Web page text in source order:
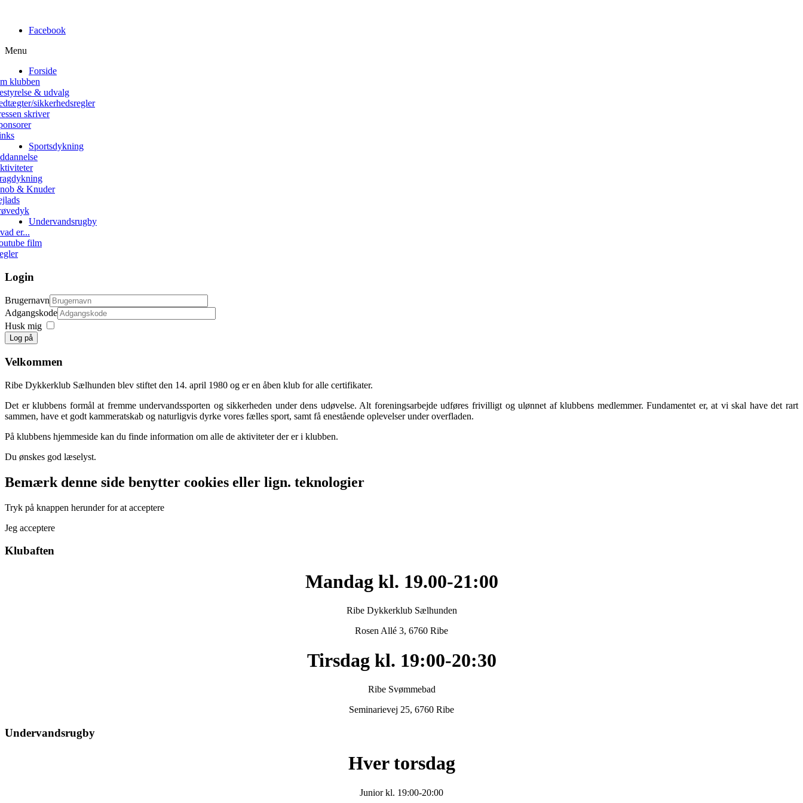
Facebook
Menu
Forside
klubben
& udvalg
sikkerhedsregler
skriver
Sportsdykning
& Knuder
Undervandsrugby
er...
film
Login
Brugernavn
Adgangskode
Husk mig
Log på
Velkommen
Ribe Dykkerklub Sælhunden blev stiftet den 14. april 1980 og er en åben klub for alle certifikater.
Det er klubbens formål at fremme undervandssporten og sikkerheden under dens udøvelse. Alt foreningsarbejde udføres frivilligt og ulønnet af klubbens medlemmer. Fundamentet er, at vi skal have det rart
sammen, have et godt kammeratskab og naturligvis dyrke vores fælles sport, samt få enestående oplevelser under overfladen.
På klubbens hjemmeside kan du finde information om alle de aktiviteter der er i klubben.
Du ønskes god læselyst.
Bemærk denne side benytter cookies eller lign. teknologier
Tryk på knappen herunder for at acceptere
Jeg acceptere
Klubaften
Mandag kl. 19.00-21:00
Ribe Dykkerklub Sælhunden
Rosen Allé 3, 6760 Ribe
Tirsdag kl. 19:00-20:30
Ribe Svømmebad
Seminarievej 25, 6760 Ribe
Undervandsrugby
Hver torsdag
Junior kl. 19:00-20:00